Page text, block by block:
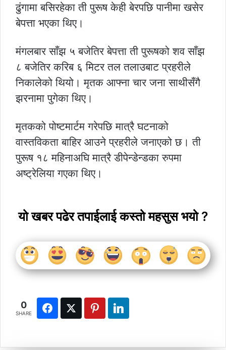
ढुंगामा बसिरहेका ती पुरूष केही बेरपछि पानीमा खसेर
बेपत्ता भएका थिए।
मंगलबार साँझ ५ बजेतिर बेपत्ता ती पुरूषको शव साँझ
८ बजेतिर करिब ६ मिटर तल तलाउबाट प्रहरीले
निकालेको थियो। मृतक आफ्ना चार जना साथीसँगै
झरनामा पुगेका थिए।
मृतकको पोष्टमार्टम गरेपछि मात्रै घटनाको
वास्तविकता बाहिर आउने प्रहरीले जनाएको छ। ती
पुरूष १८ महिनाअघि मात्रै डीपेन्डेन्डका रुपमा
अष्ट्रेलिया गएका थिए।
यो खबर पढेर तपाईलाई कस्तो महसुस भयो ?
0
SHARE